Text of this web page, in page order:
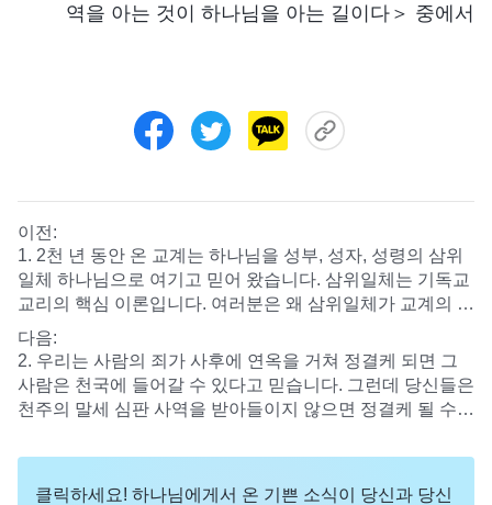
역을 아는 것이 하나님을 아는 길이다＞ 중에서
이전:
1. 2천 년 동안 온 교계는 하나님을 성부, 성자, 성령의 삼위
일체 하나님으로 여기고 믿어 왔습니다. 삼위일체는 기독교
교리의 핵심 이론입니다. 여러분은 왜 삼위일체가 교계의 가
장 그릇된 논리이고, 삼위일체의 하나님이 아예 존재하지 않
는다고 하는 겁니까?
다음:
2. 우리는 사람의 죄가 사후에 연옥을 거쳐 정결케 되면 그
사람은 천국에 들어갈 수 있다고 믿습니다. 그런데 당신들은
천주의 말세 심판 사역을 받아들이지 않으면 정결케 될 수
것은 어떻게 되는 것입니까? 도대체 어떻게 해야 천국에 들
클릭하세요! 하나님에게서 온 기쁜 소식이 당신과 당신